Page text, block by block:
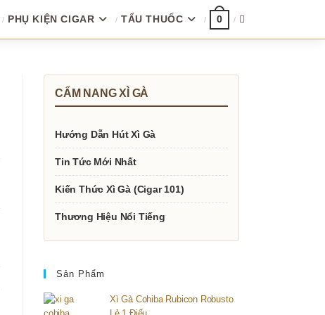
PHỤ KIỆN CIGAR TẨU THUỐC 0 TOGGLE
CẨM NANG XÌ GÀ
Hướng Dẫn Hút Xì Gà
Tin Tức Mới Nhất
Kiến Thức Xì Gà (Cigar 101)
Thương Hiệu Nổi Tiếng
Sản Phẩm
Xì Gà Cohiba Rubicon Robusto